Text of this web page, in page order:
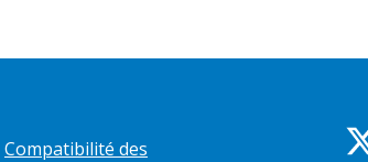
Compatibilité des